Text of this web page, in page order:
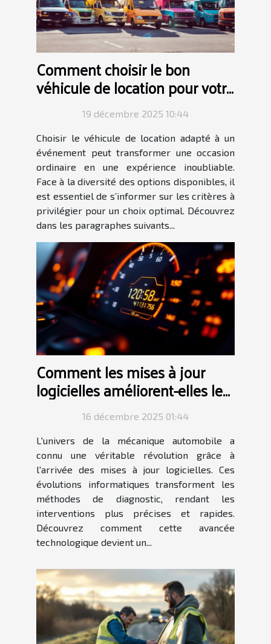
Comment choisir le bon
véhicule de location pour votre
prochain événement ?
19 décembre 2025 10:44
Choisir le véhicule de location adapté à un
événement peut transformer une occasion
ordinaire en une expérience inoubliable.
Face à la diversité des options disponibles, il
est essentiel de s’informer sur les critères à
privilégier pour un choix optimal. Découvrez
dans les paragraphes suivants...
Comment les mises à jour
logicielles améliorent-elles les
diagnostics auto ?
16 décembre 2025 01:44
L'univers de la mécanique automobile a
connu une véritable révolution grâce à
l'arrivée des mises à jour logicielles. Ces
évolutions informatiques transforment les
méthodes de diagnostic, rendant les
interventions plus précises et rapides.
Découvrez comment cette avancée
technologique devient un...